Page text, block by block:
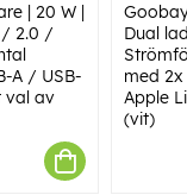
| 20 W |
/ 2.0 /
A / USB-
val av
Dual
med
Apple
(vit)